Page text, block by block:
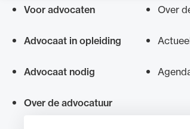
Voor advocaten
Advocaat in opleiding
Advocaat nodig
Over de advocatuur
Over